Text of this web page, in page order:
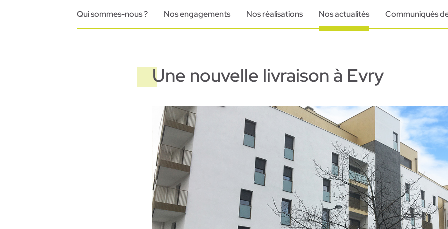
Qui sommes-nous ? Nos engagements Nos réalisations Nos actualités Communiqués
Une nouvelle livraison à Evry